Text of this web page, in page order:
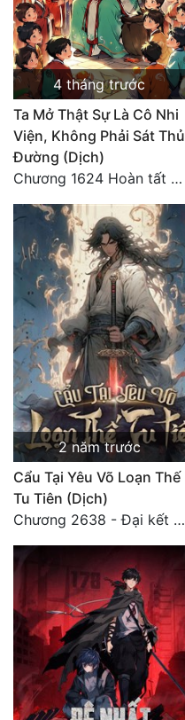
Võ Hiệp
Võng Du
Xuyên Không
Xuyên Nhanh
Xuyên Sách
Xuyên Thư
Điền Văn
Đô Thị
Đông Phương
Đông Phương Huyền Huyễn
Đồng Nhân
Cẩu Đạo Trường Sinh
Ngự Thú
Truyện Nam
Vô Địch Lưu
Xây Dựng Thế Lực
Đam Mỹ
Đẹp
Đẹp Hiệp
4 tháng trước
Ta Mở Thật Sự Là Cô Nhi
Viện, Không Phải Sát Thủ
Đường (Dịch)
Chương 1624 Hoàn tất cảm nghĩ (2)
2 năm trước
Cẩu Tại Yêu Võ Loạn Thế
Tu Tiên (Dịch)
Chương 2638 - Đại kết cục (3)